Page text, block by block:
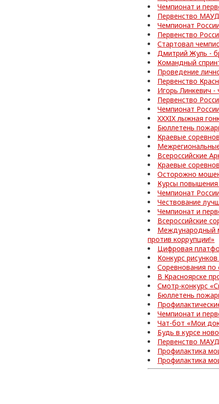
Чемпионат и
Первенство
Чемпионат
Первенство
Стартовал
Дмитрий Жуль -
Командный
Проведение
Первенство
Игорь Линкевич
Первенство
Чемпионат
XXXIX лыжная
Бюллетень
Краевые
Всероссийские
Краевые
Осторожно
Курсы
Чемпионат
Чествование
Чемпионат и
Всероссийские
Международный
против коррупции!»
Цифровая
Конкурс
Соревнования по
В Красноярске
Смотр-конкурс
Бюллетень
Чемпионат и
Чат-бот «Мои
Будь в курсе
Первенство
Профилактика
Профилактика